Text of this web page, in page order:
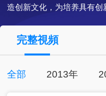
造创新文化，为培养具有创
央視影音
完整視頻
全部 2013年